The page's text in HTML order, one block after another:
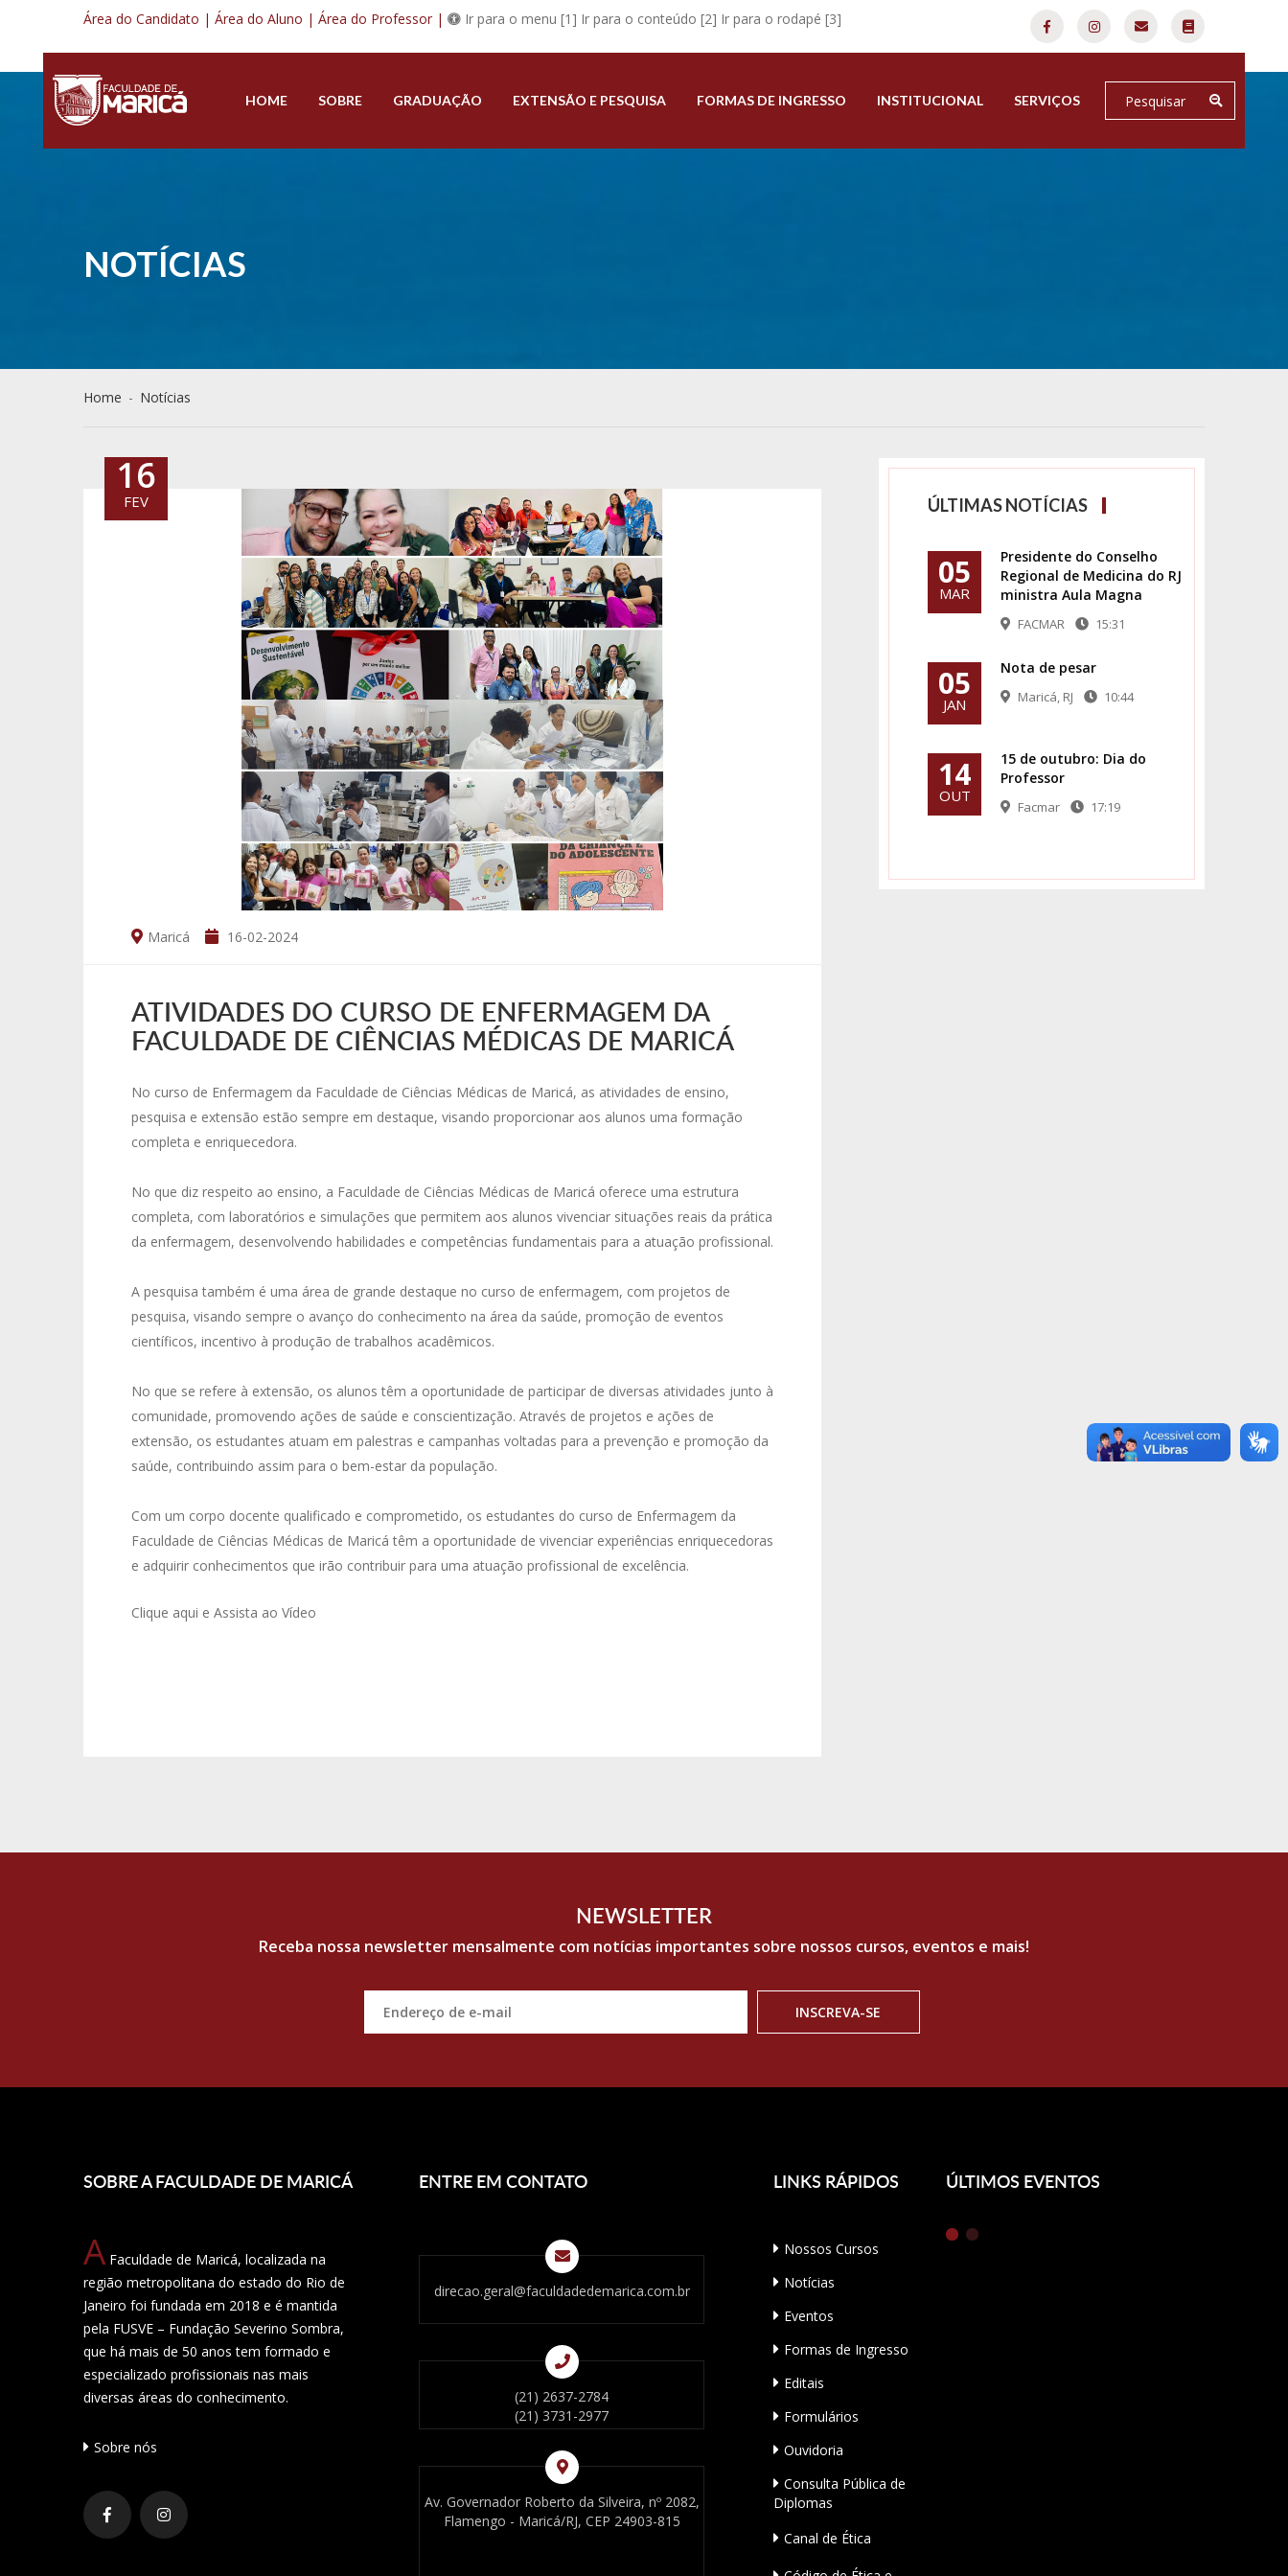
Área do Candidato | Área do Aluno | Área do Professor | Ir para o menu [1] Ir para o conteúdo [2] Ir para o rodapé [3]
HOME SOBRE GRADUAÇÃO EXTENSÃO E PESQUISA FORMAS DE INGRESSO INSTITUCIONAL SERVIÇOS
NOTÍCIAS
Home - Notícias
16
FEV
Maricá 16-02-2024
ATIVIDADES DO CURSO DE ENFERMAGEM DA
FACULDADE DE CIÊNCIAS MÉDICAS DE MARICÁ
No curso de Enfermagem da Faculdade de Ciências Médicas de Maricá, as atividades de ensino,
pesquisa e extensão estão sempre em destaque, visando proporcionar aos alunos uma formação
completa e enriquecedora.
No que diz respeito ao ensino, a Faculdade de Ciências Médicas de Maricá oferece uma estrutura
completa, com laboratórios e simulações que permitem aos alunos vivenciar situações reais da prática
da enfermagem, desenvolvendo habilidades e competências fundamentais para a atuação profissional.
A pesquisa também é uma área de grande destaque no curso de enfermagem, com projetos de
pesquisa, visando sempre o avanço do conhecimento na área da saúde, promoção de eventos
científicos, incentivo à produção de trabalhos acadêmicos.
No que se refere à extensão, os alunos têm a oportunidade de participar de diversas atividades junto à
comunidade, promovendo ações de saúde e conscientização. Através de projetos e ações de
extensão, os estudantes atuam em palestras e campanhas voltadas para a prevenção e promoção da
saúde, contribuindo assim para o bem-estar da população.
Com um corpo docente qualificado e comprometido, os estudantes do curso de Enfermagem da
Faculdade de Ciências Médicas de Maricá têm a oportunidade de vivenciar experiências enriquecedoras
e adquirir conhecimentos que irão contribuir para uma atuação profissional de excelência.
Clique aqui e Assista ao Vídeo
ÚLTIMAS NOTÍCIAS
05
MAR
Presidente do Conselho
Regional de Medicina do RJ
ministra Aula Magna
FACMAR 15:31
05
JAN
Nota de pesar
Maricá, RJ 10:44
14
OUT
15 de outubro: Dia do
Professor
Facmar 17:19
NEWSLETTER
Receba nossa newsletter mensalmente com notícias importantes sobre nossos cursos, eventos e mais!
INSCREVA-SE
SOBRE A FACULDADE DE MARICÁ
A Faculdade de Maricá, localizada na
região metropolitana do estado do Rio de
Janeiro foi fundada em 2018 e é mantida
pela FUSVE – Fundação Severino Sombra,
que há mais de 50 anos tem formado e
especializado profissionais nas mais
diversas áreas do conhecimento.
Sobre nós
ENTRE EM CONTATO
direcao.geral@faculdadedemarica.com.br
(21) 2637-2784
(21) 3731-2977
Av. Governador Roberto da Silveira, nº 2082,
Flamengo - Maricá/RJ, CEP 24903-815
LINKS RÁPIDOS
Nossos Cursos
Notícias
Eventos
Formas de Ingresso
Editais
Formulários
Ouvidoria
Consulta Pública de
Diplomas
Canal de Ética
ÚLTIMOS EVENTOS